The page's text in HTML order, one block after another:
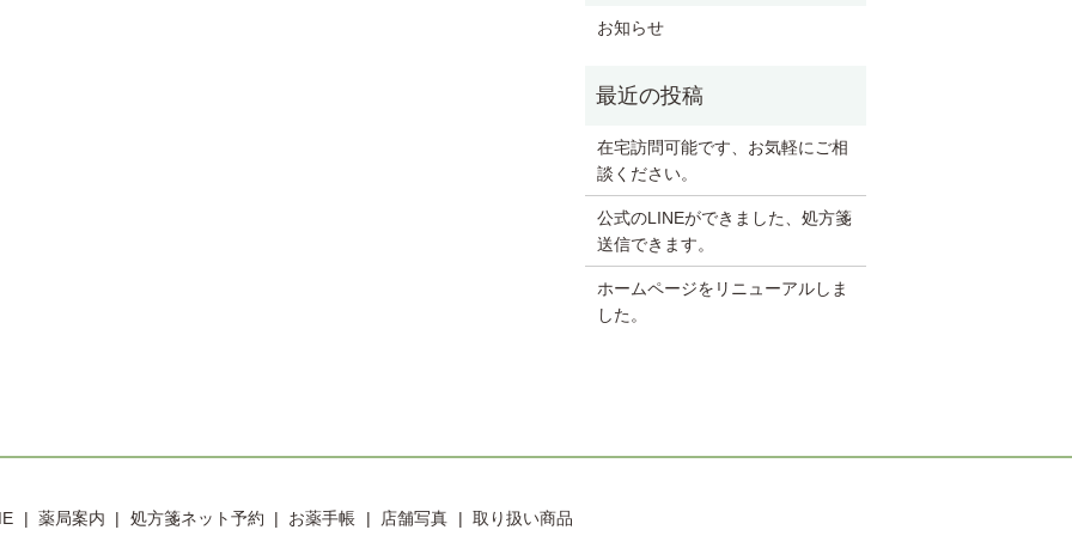
お知らせ
在宅訪問可能です、お気軽にご相
談ください。
公式のLINEができました、処方箋
送信できます。
ホームページをリニューアルしま
した。
薬局案内 処方箋ネット予約 お薬手帳 店舗写真 取り扱い商品